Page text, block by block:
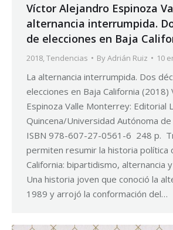
Víctor Alejandro Espinoza
alternancia interrumpida.
de elecciones en Baja
2018 Tendencias ByAdrián Ruiz 10
La alternancia interrumpida. Dos
elecciones en Baja California (2018)
Espinoza Valle Monterrey: Editorial
Quincena/Universidad Autónoma
ISBN 978-607-27-0561-6 248 p.
permiten resumir la historia política
California: bipartidismo, alternancia
Una historia joven que conoció la
1989 y arrojó la conformación del…